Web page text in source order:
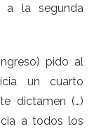
la segunda
pido al
un cuarto
dictamen (…)
a todos los